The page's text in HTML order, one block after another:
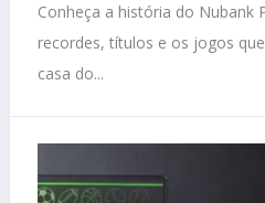
Conheça a história do Nubank
recordes, títulos e os jogos
casa do...